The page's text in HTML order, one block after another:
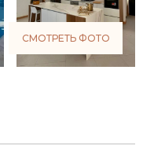
СМОТРЕТЬ ФОТО